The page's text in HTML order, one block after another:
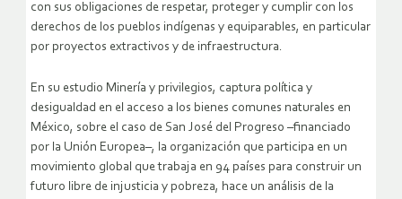
con sus obligaciones de respetar, proteger y cumplir con los
derechos de los pueblos indígenas y equiparables, en particular
por proyectos extractivos y de infraestructura.
En su estudio Minería y privilegios, captura política y
desigualdad en el acceso a los bienes comunes naturales en
México, sobre el caso de San José del Progreso –financiado
por la Unión Europea–, la organización que participa en un
movimiento global que trabaja en 94 países para construir un
futuro libre de injusticia y pobreza, hace un análisis de la